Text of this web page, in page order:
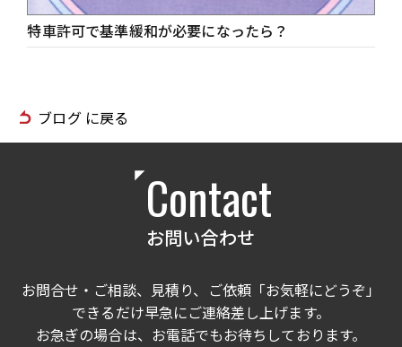
特車許可で基準緩和が必要になったら？
ブログ に戻る
Contact
お問い合わせ
お問合せ・ご相談、見積り、ご依頼「お気軽にどうぞ」
できるだけ早急にご連絡差し上げます。
お急ぎの場合は、お電話でもお待ちしております。